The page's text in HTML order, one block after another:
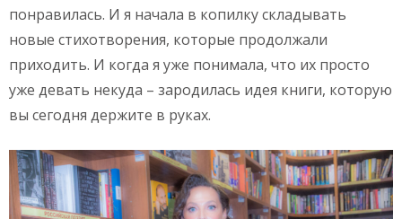
понравилась. И я начала в копилку складывать
новые стихотворения, которые продолжали
приходить. И когда я уже понимала, что их просто
уже девать некуда – зародилась идея книги, которую
вы сегодня держите в руках.